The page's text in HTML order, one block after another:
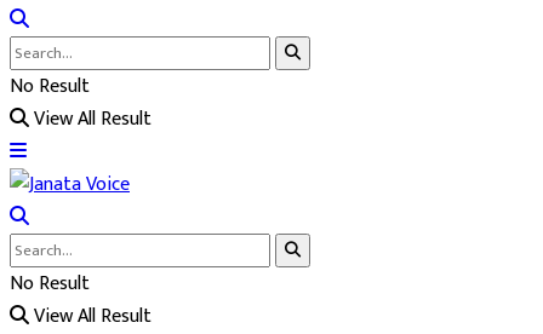
No Result
View All Result
No Result
View All Result